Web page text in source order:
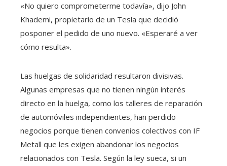
«No quiero comprometerme todavía», dijo John
Khademi, propietario de un Tesla que decidió
posponer el pedido de uno nuevo. «Esperaré a ver
cómo resulta».
Las huelgas de solidaridad resultaron divisivas.
Algunas empresas que no tienen ningún interés
directo en la huelga, como los talleres de reparación
de automóviles independientes, han perdido
negocios porque tienen convenios colectivos con IF
Metall que les exigen abandonar los negocios
relacionados con Tesla. Según la ley sueca, si un